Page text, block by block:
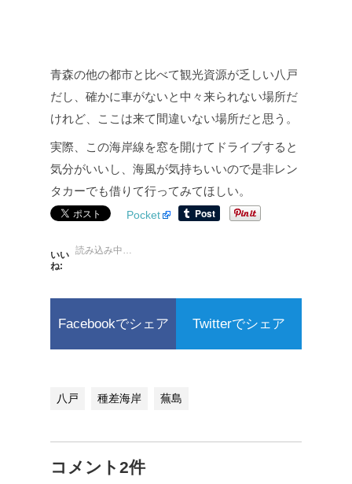
青森の他の都市と比べて観光資源が乏しい八戸
だし、確かに車がないと中々来られない場所だ
けれど、ここは来て間違いない場所だと思う。
実際、この海岸線を窓を開けてドライブすると
気分がいいし、海風が気持ちいいので是非レン
タカーでも借りて行ってみてほしい。
Pocket
いい
ね:
読み込み中…
Facebookでシェア Twitterでシェア
八戸 種差海岸 蕪島
コメント2件